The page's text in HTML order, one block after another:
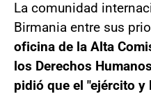
La comunidad
Birmania entre sus
oficina de la Alta
los Derechos
pidió que el "ejército